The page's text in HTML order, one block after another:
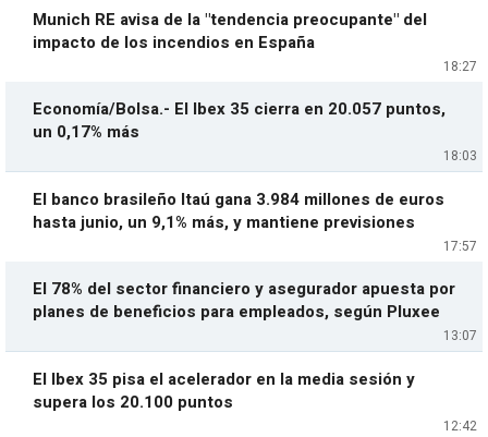
18:27
Munich RE avisa de la "tendencia preocupante" del
impacto de los incendios en España
18:03
Economía/Bolsa.- El Ibex 35 cierra en 20.057 puntos,
un 0,17% más
17:57
El banco brasileño Itaú gana 3.984 millones de euros
hasta junio, un 9,1% más, y mantiene previsiones
13:07
El 78% del sector financiero y asegurador apuesta por
planes de beneficios para empleados, según Pluxee
12:42
El Ibex 35 pisa el acelerador en la media sesión y
supera los 20.100 puntos